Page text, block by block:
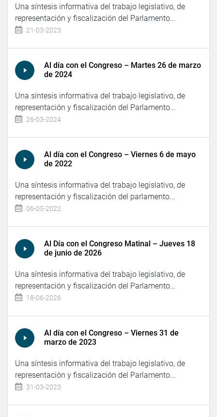
Una síntesis informativa del trabajo legislativo, de
representación y fiscalización del Parlamento...
21-03-2023
Al día con el Congreso – Martes 26 de marzo
de 2024
Una síntesis informativa del trabajo legislativo, de
representación y fiscalización del Parlamento...
26-03-2024
Al día con el Congreso – Viernes 6 de mayo
de 2022
Una síntesis informativa del trabajo legislativo, de
representación y fiscalización del parlamento...
06-05-2022
Al Día con el Congreso Matinal – Jueves 18
de junio de 2026
Una síntesis informativa del trabajo legislativo, de
representación y fiscalización del Parlamento...
18-06-2026
Al día con el Congreso – Viernes 31 de
marzo de 2023
Una síntesis informativa del trabajo legislativo, de
representación y fiscalización del Parlamento...
31-03-2023